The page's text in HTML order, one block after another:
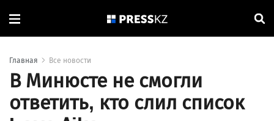
Главная Все новости
В Минюсте не смогли
ответить, кто слил список